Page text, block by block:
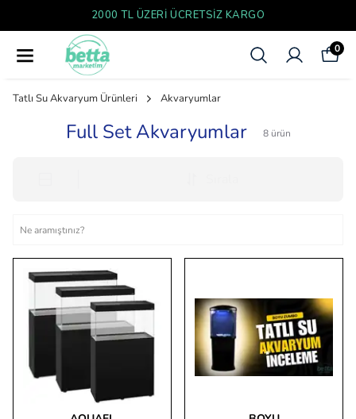
YENI SEZON ÜRÜNLER
0
Tatlı Su Akvaryum Ürünleri Akvaryumlar
Full Set Akvaryumlar 8 ürün